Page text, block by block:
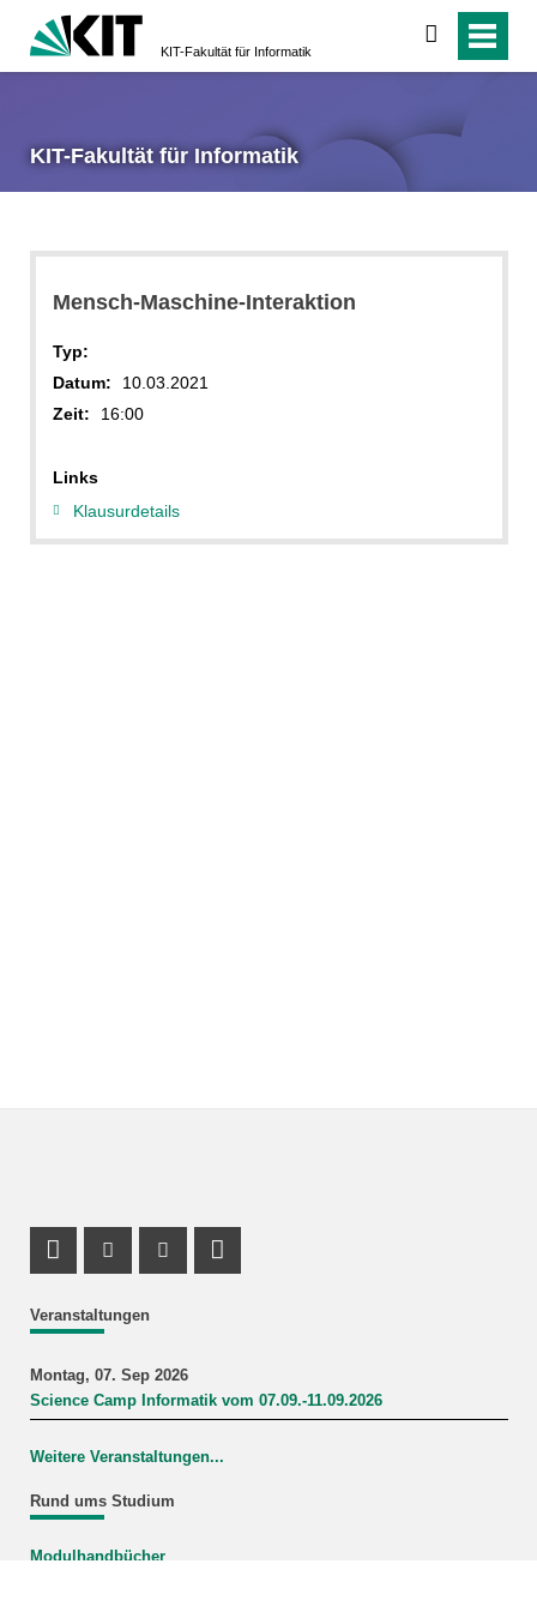
KIT-Fakultät für Informatik
suchen
KIT-Fakultät für Informatik
Mensch-Maschine-Interaktion
Typ:
Datum:
10.03.2021
Zeit:
16:00
Links
Klausurdetails
Veranstaltungen
Montag, 07. Sep 2026
Science Camp Informatik vom 07.09.-11.09.2026
Weitere Veranstaltungen...
Rund ums Studium
Modulhandbücher
Profil Mastodon
Instagram Profil
Youtube Profil
LinkedIn Profil